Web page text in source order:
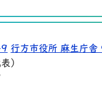
行方市役所 麻生庁舎
）